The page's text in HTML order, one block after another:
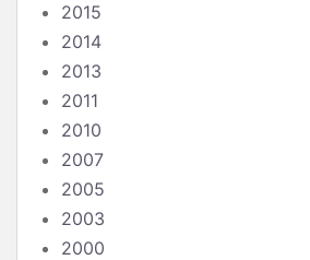
2015
2014
2013
2011
2010
2007
2005
2003
2000